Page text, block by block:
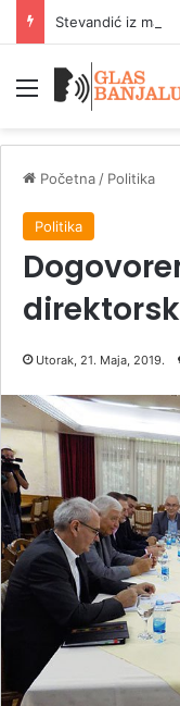
Meni
Početna / Politika
Politika
Utorak, 21. Maja, 2019.